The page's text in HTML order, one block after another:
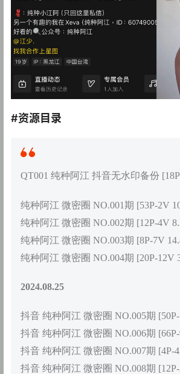
#资源目录
QT001 纯种阿江 抖音无水印备份
纯种阿江 微密圈 NO.001期 [53P-2V
纯种阿江 微密圈 NO.002期 [12P-4V
纯种阿江 微密圈 NO.003期 [8P-7V
纯种阿江 微密圈 NO.004期 [20P-12V
2024.08.25
抖音 纯种阿江 微密圈 NO.005期
抖音 纯种阿江 微密圈 NO.006期
抖音 纯种阿江 微密圈 NO.007期 [4P-
抖音 纯种阿江 微密圈 NO.008期